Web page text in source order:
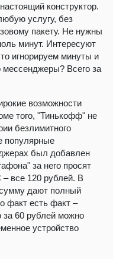
конструктор.
услугу, без
пакету. Не нужны
минут. Интересуют
игнорируем минуты и
Всего за
возможности
того, "Тинькофф" не
безлимитного
популярные
был добавлен
за него просят
все 120 рублей. В
дают полный
факт есть факт –
60 рублей можно
устройство